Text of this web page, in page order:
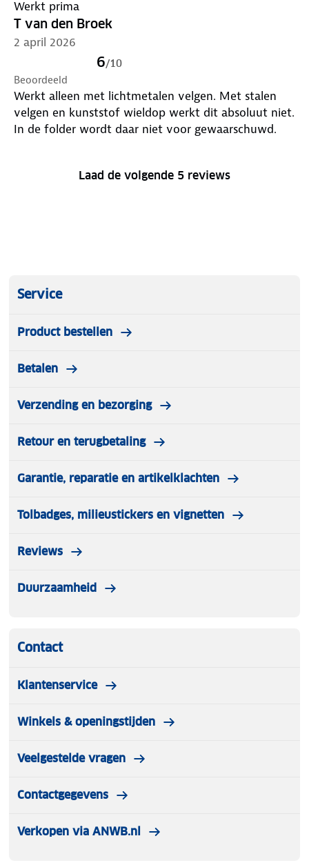
Werkt prima
T van den Broek
2 april 2026
6/10
Beoordeeld
Werkt alleen met lichtmetalen velgen. Met stalen
velgen en kunststof wieldop werkt dit absoluut niet.
In de folder wordt daar niet voor gewaarschuwd.
Laad de volgende 5 reviews
Service
Product bestellen
Betalen
Verzending en bezorging
Retour en terugbetaling
Garantie, reparatie en artikelklachten
Tolbadges, milieustickers en vignetten
Reviews
Duurzaamheid
Contact
Klantenservice
Winkels & openingstijden
Veelgestelde vragen
Contactgegevens
Verkopen via ANWB.nl